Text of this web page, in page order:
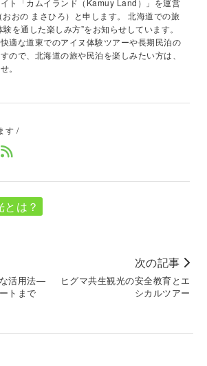
おの まさひろ）と申します。 北海道での旅
を通した楽しみ方”をお知らせしています。
適な道東でのアイヌ体験ツアーや長期民泊の
ので、北海道の旅や民泊を楽しみたい方は、
。
す /
は？
活用法―
トまで
次の記事
ヒグマ共生観光の安全教育とエ
シカルツアー